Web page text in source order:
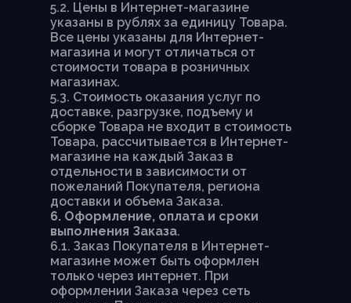
5.2. Цены в Интернет-магазине
указаны в рублях за единицу Товара.
Все цены указаны для Интернет-
магазина и могут отличаться от
стоимости товара в розничных
магазинах.
5.3. Стоимость оказания услуг по
доставке, разгрузке, подъему и
сборке Товара не входит в стоимость
Товара, рассчитывается в Интернет-
магазине на каждый Заказ в
отдельности в зависимости от
пожеланий Покупателя, региона
доставки и объема Заказа.
6. Оформление, оплата и сроки
выполнения Заказа.
6.1. Заказ Покупателя в Интернет-
магазине может быть оформлен
только через интернет. При
оформлении Заказа через сеть